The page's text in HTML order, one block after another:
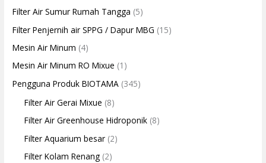
Filter Air Sumur Rumah Tangga (5)
Filter Penjernih air SPPG / Dapur MBG (15)
Mesin Air Minum (4)
Mesin Air Minum RO Mixue (1)
Pengguna Produk BIOTAMA (345)
Filter Air Gerai Mixue (8)
Filter Air Greenhouse Hidroponik (8)
Filter Aquarium besar (2)
Filter Kolam Renang (2)